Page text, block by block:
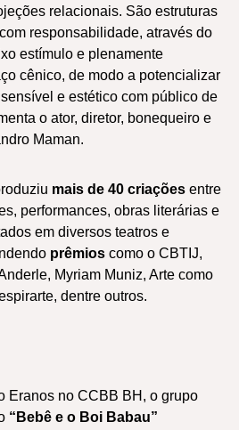
relacionais. São estruturas
responsabilidade, através do
estímulo e plenamente
cênico, de modo a potencializar
e estético com público de
o ator, diretor, bonequeiro e
Maman.
mais de 40 criações entre
performances, obras literárias e
em diversos teatros e
prêmios como o CBTIJ,
Myriam Muniz, Arte como
dentre outros.
Eranos no CCBB BH, o grupo
“Bebê e o Boi Babau”